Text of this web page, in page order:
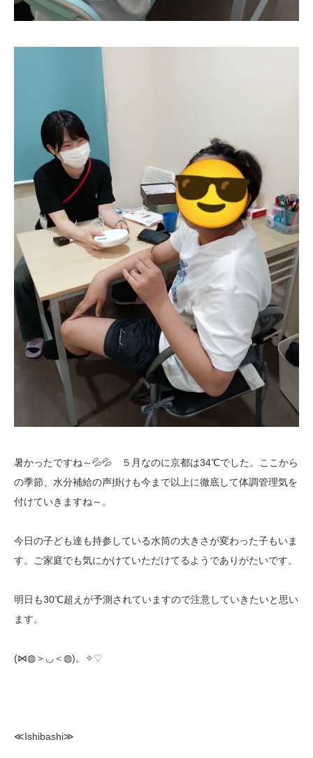
暑かったですね～💦💦 ５月なのに京都は34℃でした。ここから
の季節、水分補給の声掛けも今まで以上に徹底して体調管理気を
付けていきますね～。
今日の子ども達も持参している水筒の大きさが変わった子もいま
す。ご家庭でも気にかけていただけてるようでありがたいです。
明日も30℃超えが予測されていますので注意していきたいと思い
ます。
(⋈◍＞◡＜◍)。✧♡
≪Ishibashi≫